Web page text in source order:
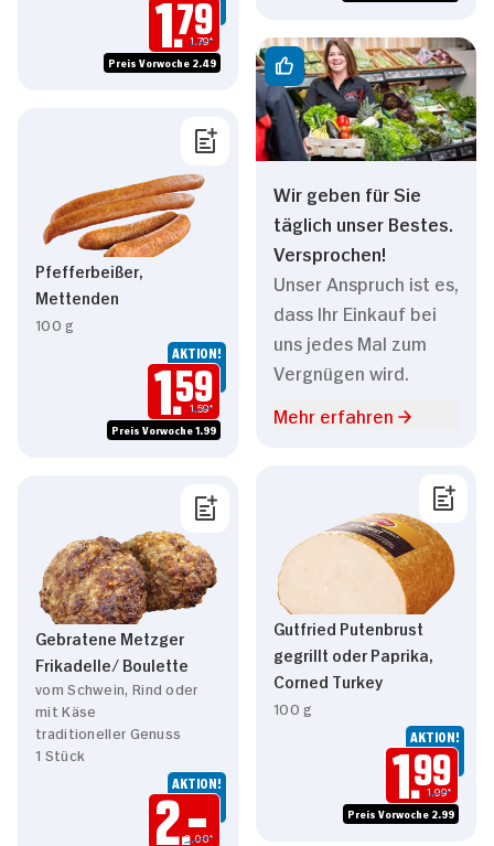
1.79
1.79*
Preis Vorwoche 2.49
Pfefferbeißer,
Mettenden
100 g
AKTION!
1.59
1.59*
Preis Vorwoche 1.99
Wir geben für Sie
täglich unser Bestes.
Versprochen!
Unser Anspruch ist es,
dass Ihr Einkauf bei
uns jedes Mal zum
Vergnügen wird.
Mehr erfahren
Gebratene Metzger
Frikadelle/ Boulette
vom Schwein, Rind oder
mit Käse
traditioneller Genuss
1 Stück
AKTION!
2.2.00*
Gutfried Putenbrust
gegrillt oder Paprika,
Corned Turkey
100 g
AKTION!
1.99
1.99*
Preis Vorwoche 2.99